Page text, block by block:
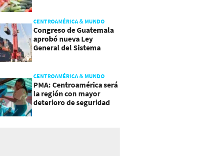
CENTROAMÉRICA & MUNDO
Congreso de Guatemala
aprobó nueva Ley
General del Sistema
CENTROAMÉRICA & MUNDO
PMA: Centroamérica será
la región con mayor
deterioro de seguridad